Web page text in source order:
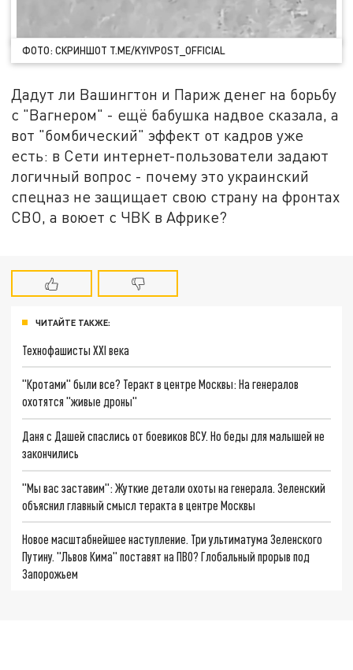
ФОТО: СКРИНШОТ T.ME/KYIVPOST_OFFICIAL
Дадут ли Вашингтон и Париж денег на борьбу
с "Вагнером" - ещё бабушка надвое сказала, а
вот "бомбический" эффект от кадров уже
есть: в Сети интернет-пользователи задают
логичный вопрос - почему это украинский
спецназ не защищает свою страну на фронтах
СВО, а воюет с ЧВК в Африке?
ЧИТАЙТЕ ТАКЖЕ:
Технофашисты XXI века
"Кротами" были все? Теракт в центре Москвы: На генералов
охотятся "живые дроны"
Даня с Дашей спаслись от боевиков ВСУ. Но беды для малышей не
закончились
"Мы вас заставим": Жуткие детали охоты на генерала. Зеленский
объяснил главный смысл теракта в центре Москвы
Новое масштабнейшее наступление. Три ультиматума Зеленского
Путину. "Львов Кима" поставят на ПВО? Глобальный прорыв под
Запорожьем